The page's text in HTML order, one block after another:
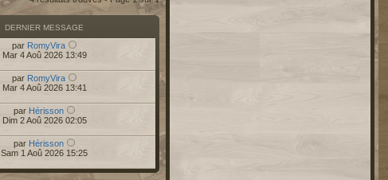
DERNIER MESSAGE
par RomyVira
Mar 4 Aoû 2026 13:49
par RomyVira
Mar 4 Aoû 2026 13:41
par Hérisson
Dim 2 Aoû 2026 02:05
par Hérisson
Sam 1 Aoû 2026 15:25